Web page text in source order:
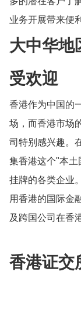
业务开展带来便
大中华地
受欢迎
香港作为中国的
场，而香港市场
司特别感兴趣。
集香港这个"本土
挂牌的各类企业
用香港的国际金
及跨国公司在香
香港证交